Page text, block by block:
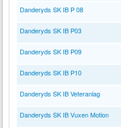
Danderyds SK IB P 08
Danderyds SK IB P03
Danderyds SK IB P09
Danderyds SK IB P10
Danderyds SK IB Veteranlag
Danderyds SK IB Vuxen Motion